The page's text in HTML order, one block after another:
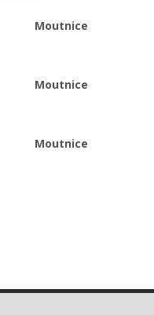
Moutnice
Moutnice
Moutnice